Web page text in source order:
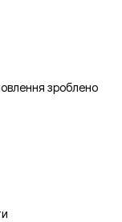
зроблено